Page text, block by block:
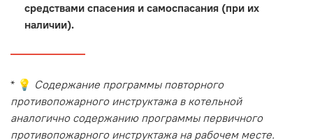
средствами спасения и самоспасания (при их
наличии).
* 💡 Содержание программы повторного
противопожарного инструктажа в котельной
аналогично содержанию программы первичного
противопожарного инструктажа на рабочем месте.